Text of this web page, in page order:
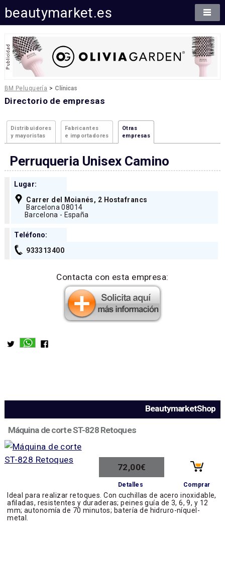
beautymarket.es
BM Peluquería > Clínicas
Directorio de empresas
Distribuidores
y mayoristas
Fabricantes
e importadores
Otras
empresas
Perruqueria Unisex Camino
Lugar:
Carrer del Moianés, 2 Hostafrancs
Barcelona 08014
Barcelona - España
Teléfono:
933313400
Contacta con esta empresa:
BeautymarketShop
Máquina de corte ST-828 Retoques
72,00€
Detalles Comprar
Ideal para realizar retoques. Con cuchillas de acero inoxidable,
afiladas, resistentes y duraderas; peines guía de 3, 6, 9, y 12
mm; autonomía de 70 minutos; batería de hidruro-níquel-
metal.